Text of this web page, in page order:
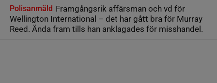
Polisanmäld Framgångsrik affärsman och vd för
Wellington International – det har gått bra för Murray
Reed. Ända fram tills han anklagades för misshandel.